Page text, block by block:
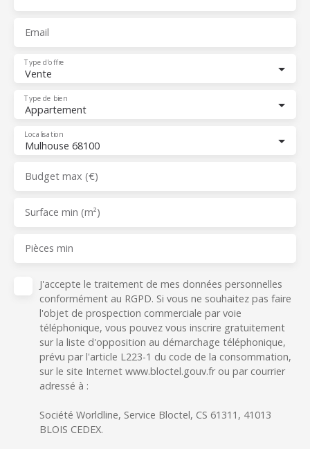
Email
Vente
Type d'offre
Appartement
Type de bien
Mulhouse 68100
Localisation
Budget max (€)
Surface min (m²)
Pièces min
J'accepte le traitement de mes données personnelles
conformément au RGPD. Si vous ne souhaitez pas faire
l'objet de prospection commerciale par voie
téléphonique, vous pouvez vous inscrire gratuitement
sur la liste d'opposition au démarchage téléphonique,
prévu par l'article L223-1 du code de la consommation,
sur le site Internet www.bloctel.gouv.fr ou par courrier
adressé à :
Société Worldline, Service Bloctel, CS 61311, 41013
BLOIS CEDEX.